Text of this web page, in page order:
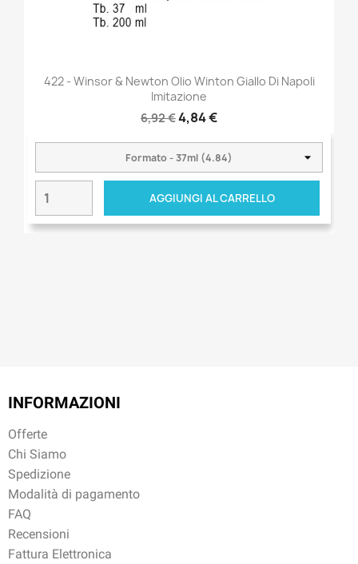
422 - Winsor & Newton Olio Winton Giallo Di Napoli
Imitazione
6,92 €4,84 €
AGGIUNGI AL CARRELLO
INFORMAZIONI
Offerte
Chi Siamo
Spedizione
Modalità di pagamento
FAQ
Recensioni
Fattura Elettronica